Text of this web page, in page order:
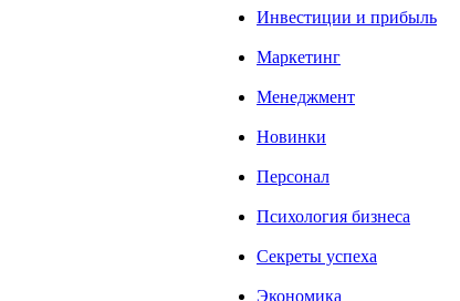
Инвестиции и прибыль
Маркетинг
Менеджмент
Новинки
Персонал
Психология бизнеса
Секреты успеха
Экономика